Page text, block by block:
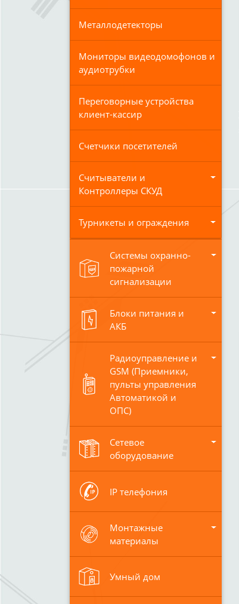
Металлодетекторы
Мониторы видеодомофонов и
аудиотрубки
Переговорные устройства
клиент-кассир
Счетчики посетителей
Считыватели и
Контроллеры СКУД
Турникеты и ограждения
Системы охранно-
пожарной
сигнализации
Блоки питания и
АКБ
Радиоуправление и
GSM (Приемники,
пульты управления
Автоматикой и
ОПС)
Сетевое
оборудование
IP телефония
Монтажные
материалы
Умный дом